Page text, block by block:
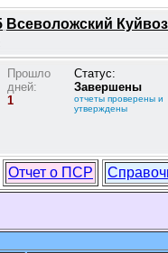
Всеволожский
Прошло
дней:
1
Статус:
Завершены
отчеты проверены и
утверждены
Отчет о ПСР